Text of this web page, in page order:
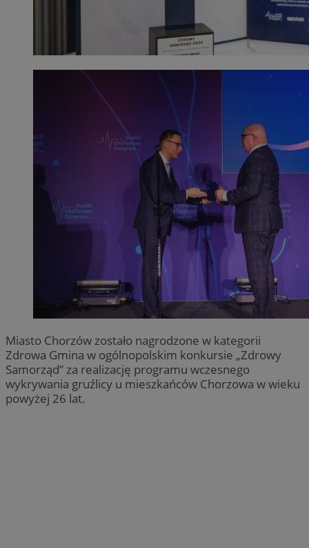
Miasto Chorzów zostało nagrodzone w kategorii
Zdrowa Gmina w ogólnopolskim konkursie „Zdrowy
Samorząd” za realizację programu wczesnego
wykrywania gruźlicy u mieszkańców Chorzowa w wieku
powyżej 26 lat.